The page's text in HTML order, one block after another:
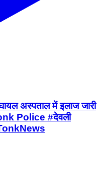
अस्पताल में इलाज जारी
Police #देवली